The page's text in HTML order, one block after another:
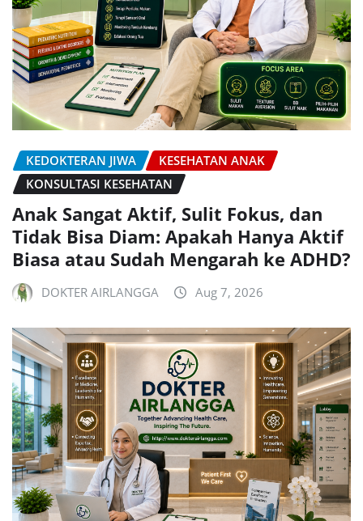
KEDOKTERAN JIWA
KESEHATAN ANAK
KONSULTASI KESEHATAN
Anak Sangat Aktif, Sulit Fokus, dan
Tidak Bisa Diam: Apakah Hanya Aktif
Biasa atau Sudah Mengarah ke ADHD?
DOKTER AIRLANGGA Aug 7, 2026